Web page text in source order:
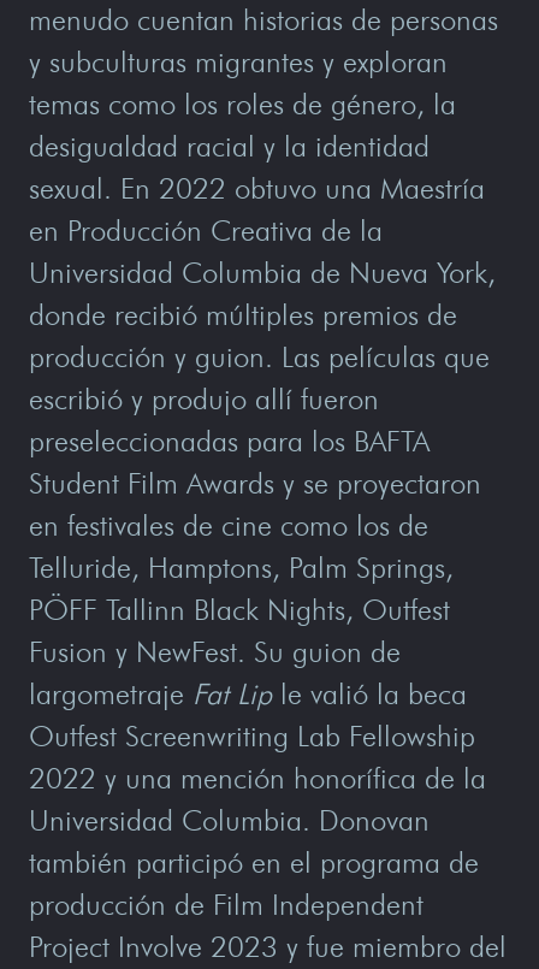
menudo cuentan historias de personas
y subculturas migrantes y exploran
temas como los roles de género, la
desigualdad racial y la identidad
sexual. En 2022 obtuvo una Maestría
en Producción Creativa de la
Universidad Columbia de Nueva York,
donde recibió múltiples premios de
producción y guion. Las películas que
escribió y produjo allí fueron
preseleccionadas para los BAFTA
Student Film Awards y se proyectaron
en festivales de cine como los de
Telluride, Hamptons, Palm Springs,
PÖFF Tallinn Black Nights, Outfest
Fusion y NewFest. Su guion de
largometraje Fat Liple valió la beca
Outfest Screenwriting Lab Fellowship
2022 y una mención honorífica de la
Universidad Columbia. Donovan
también participó en el programa de
producción de Film Independent
Project Involve 2023 y fue miembro del